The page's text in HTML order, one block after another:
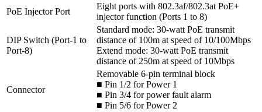
PoE Injector Port
Eight ports with 802.3af/802.3at PoE+
injector function (Ports 1 to 8)
DIP Switch (Port-1 to
Port-8)
Standard mode: 30-watt PoE transmit
distance of 100m at speed of 10/100Mbps
Extend mode: 30-watt PoE transmit
distance of 250m at speed of 10Mbps
Connector
Removable 6-pin terminal block
■ Pin 1/2 for Power 1
■ Pin 3/4 for power fault alarm
■ Pin 5/6 for Power 2